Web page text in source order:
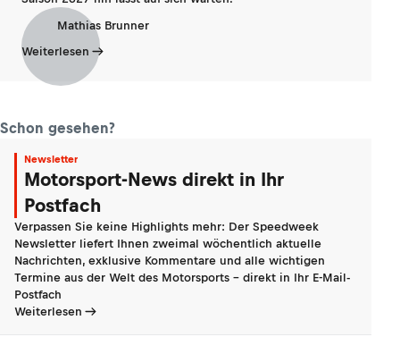
Mathias Brunner
Weiterlesen
Schon gesehen?
Newsletter
Motorsport-News direkt in Ihr
Postfach
Verpassen Sie keine Highlights mehr: Der Speedweek
Newsletter liefert Ihnen zweimal wöchentlich aktuelle
Nachrichten, exklusive Kommentare und alle wichtigen
Termine aus der Welt des Motorsports - direkt in Ihr E-Mail-
Postfach
Weiterlesen